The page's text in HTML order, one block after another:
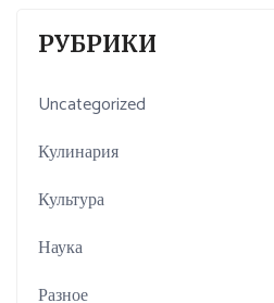
РУБРИКИ
Uncategorized
Кулинария
Культура
Наука
Разное